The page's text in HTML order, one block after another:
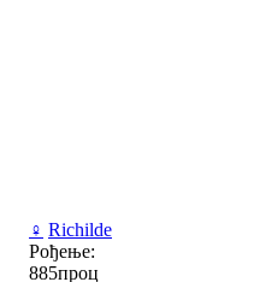
♀ Richilde
Рођење:
885проц